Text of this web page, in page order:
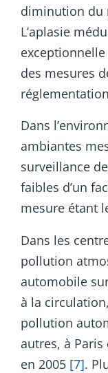
diminution du
L’aplasie
exceptionnelle
des mesures
réglementation
Dans
ambiantes
surveillance
faibles d’un
mesure étant
Dans les
pollution
automobile
à la
pollution
autres, à Paris
en 2005 [7].